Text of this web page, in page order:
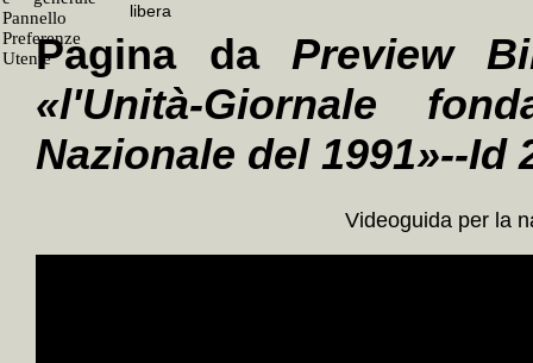
Pagina da Preview
«l'Unità-Giornale
Nazionale del 1991»--Id
Videoguida per la